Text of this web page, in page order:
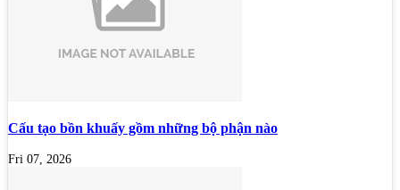
Cấu tạo bồn khuấy gồm những bộ phận nào
Fri 07, 2026